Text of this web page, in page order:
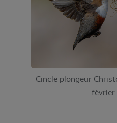
Cincle plongeur
février